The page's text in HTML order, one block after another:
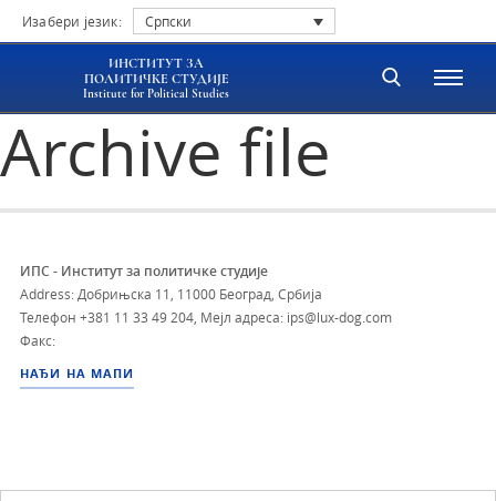
Изабери језик: Српски
ИНСТИТУТ ЗА
ПОЛИТИЧКЕ СТУДИЈЕ
Institute for Political Studies
Archive file
ИПС - Институт за политичке студије
Address: Добрињска 11, 11000 Београд, Србија
Телефон +381 11 33 49 204 Мејл адреса: ips@lux-dog.com
Факс:
НАЂИ НА МАПИ